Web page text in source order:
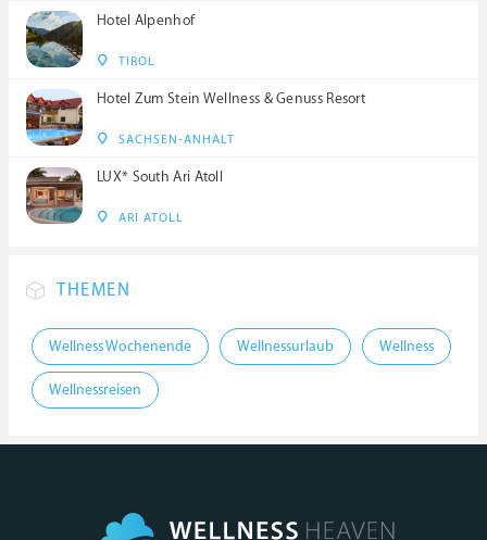
Hotel Alpenhof
TIROL
Hotel Zum Stein Wellness & Genuss Resort
SACHSEN-ANHALT
LUX* South Ari Atoll
ARI ATOLL
THEMEN
Wellness Wochenende Wellnessurlaub Wellness
Wellnessreisen